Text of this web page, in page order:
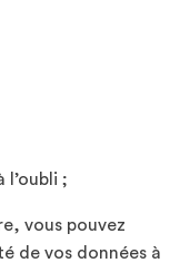
;
vous pouvez
de vos données à